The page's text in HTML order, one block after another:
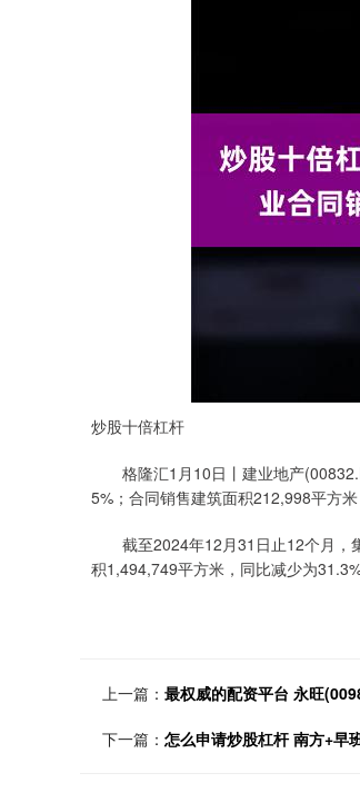
炒股十倍杠杆
格隆汇1月10日丨建业地产
5%；合同销售建筑面积212,998平方
截至2024年12月31日止12个月，
积1,494,749平方米，同比减少为
上一篇： 最权威的配资平台 永旺
下一篇： 怎么申请炒股杠杆 南方+早